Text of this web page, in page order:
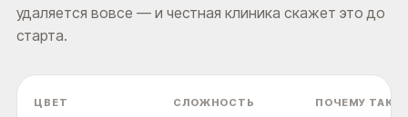
удаляется вовсе — и честная клиника скажет это до
старта.
ЦВЕТ СЛОЖНОСТЬ ПОЧЕМУ ТАК